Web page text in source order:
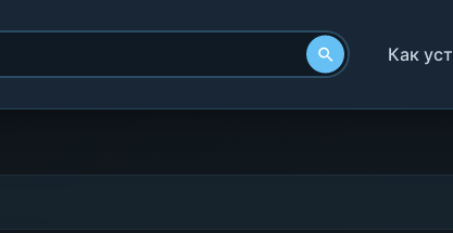
Как